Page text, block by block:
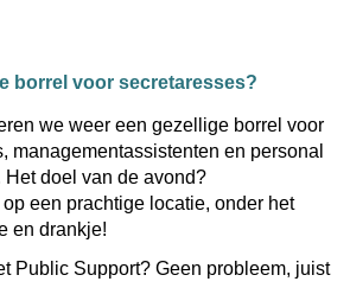
borrel voor secretaresses?
we weer een gezellige borrel voor
managementassistenten en personal
doel van de avond?
een prachtige locatie, onder het
en drankje!
Public Support? Geen probleem, juist